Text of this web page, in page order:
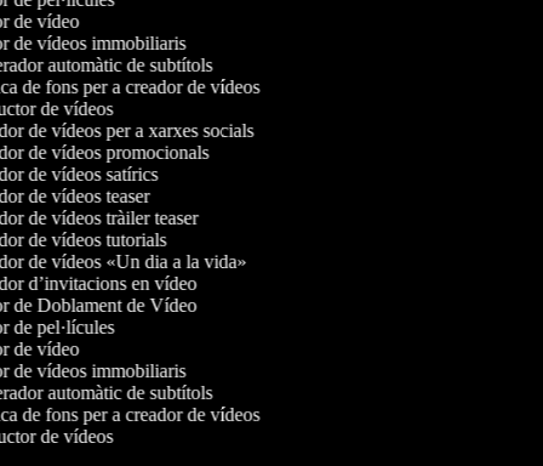
de vídeo
de vídeos immobiliaris
automàtic de subtítols
de fons per a creador de vídeos
de vídeos
de vídeos per a xarxes socials
de vídeos promocionals
de vídeos satírics
de vídeos teaser
de vídeos tràiler teaser
de vídeos tutorials
de vídeos «Un dia a la vida»
d’invitacions en vídeo
de Doblament de Vídeo
de pel·lícules
de vídeo
de vídeos immobiliaris
automàtic de subtítols
de fons per a creador de vídeos
de vídeos